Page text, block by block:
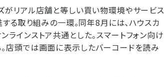
がリアル店舗と等しい買い物環境やサービス
る取り組みの一環。同年8月には、ハウスカ
インストア共通とした。スマートフォン向け
店頭では画面に表示したバーコードを読み